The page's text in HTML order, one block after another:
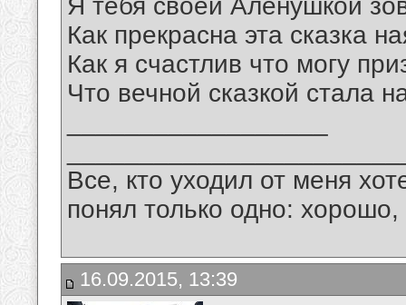
Я тебя своей Аленушкой
Как прекрасна эта сказка
Как я счастлив что могу
Что вечной сказкой стала
Все, кто уходил от меня
понял только одно:
16.09.2015, 13:39